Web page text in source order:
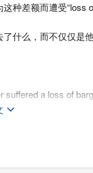
种差额而遭受“loss of
什么，而不仅仅是
suffered a loss of
of loss of
